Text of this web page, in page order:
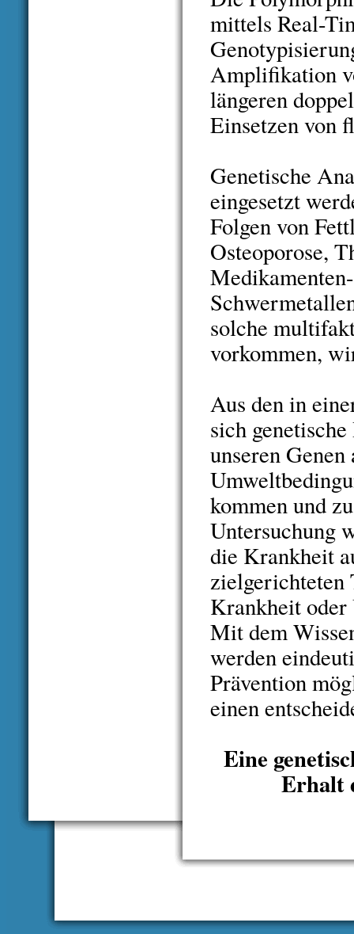
mittels Real-
Amplifikation
längeren
Einsetzen von
Genetische
eingesetzt
Folgen von
Osteoporose,
solche
vorkommen,
Aus den in
sich
unseren
kommen und
Untersuchung
die Krankheit
zielgerichteten
Krankheit
Mit dem
werden
Prävention
einen
Eine
Erhalt